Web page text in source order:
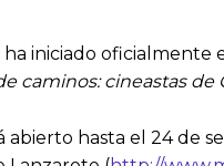
iniciado
caminos: cineastas de
hasta el 24 de